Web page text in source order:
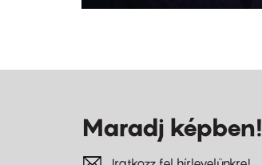
Maradj képben!